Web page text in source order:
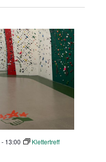
- 13:00 Klettertreff